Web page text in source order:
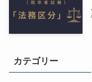
カテゴリー